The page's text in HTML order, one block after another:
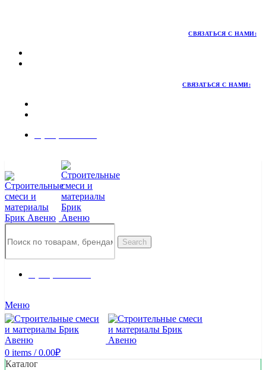
СВЯЗАТЬСЯ С НАМИ:
СВЯЗАТЬСЯ С НАМИ:
Search
Меню
0 items / 0.00₽
Каталог